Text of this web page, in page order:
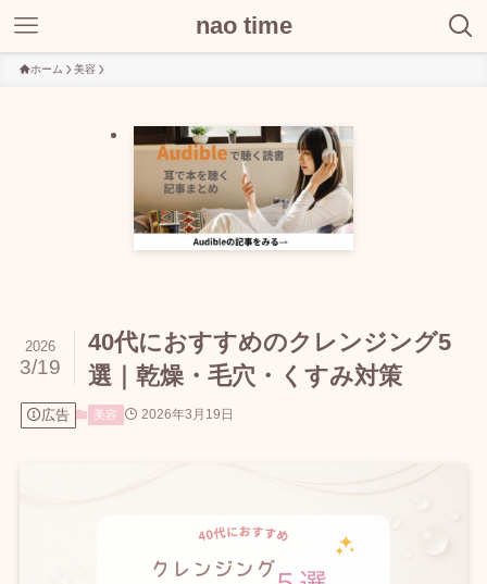
nao time
ホーム 美容
40代におすすめのクレンジング5
選｜乾燥・毛穴・くすみ対策
2026
3/19
広告 美容 2026年3月19日